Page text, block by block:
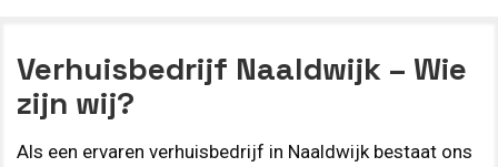
Verhuisbedrijf Naaldwijk – Wie
zijn wij?
Als een ervaren verhuisbedrijf in Naaldwijk bestaat ons